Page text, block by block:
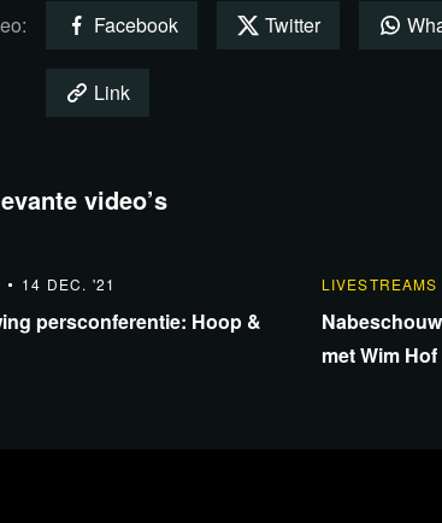
Facebook Twitter
Link
video’s
14 DEC. '21
persconferentie: Hoop &
LIVESTREAMS
met Wim